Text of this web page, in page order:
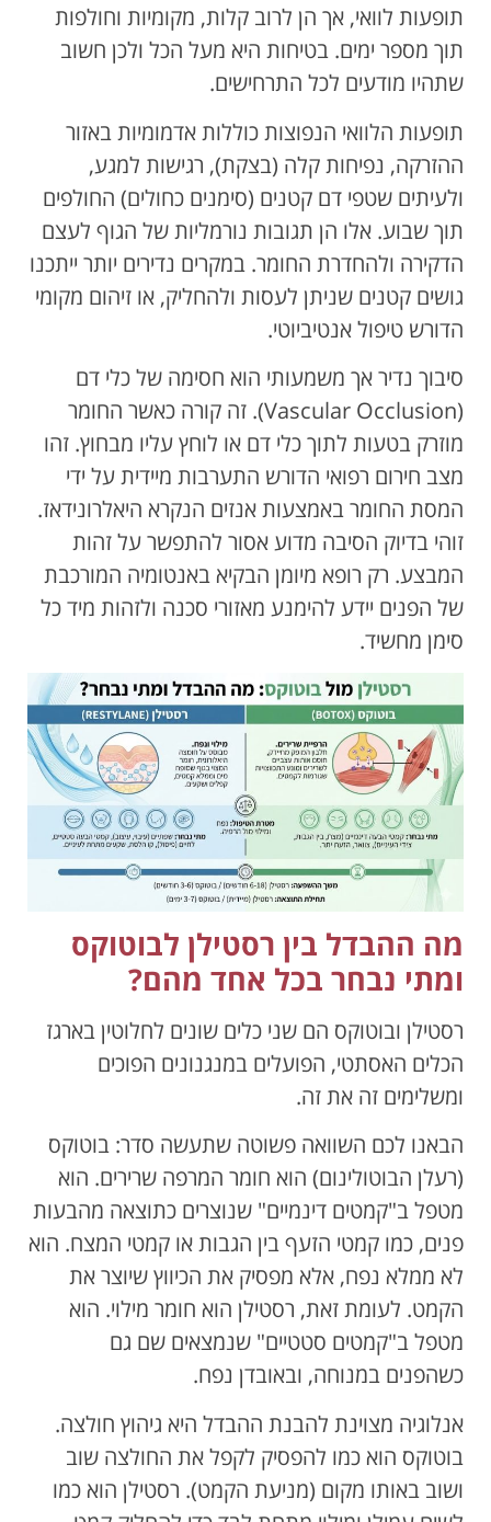
תופעות לוואי, אך הן לרוב קלות, מקומיות וחולפות
תוך מספר ימים. בטיחות היא מעל הכל ולכן חשוב
שתהיו מודעים לכל התרחישים.
תופעות הלוואי הנפוצות כוללות אדמומיות באזור
ההזרקה, נפיחות קלה (בצקת), רגישות למגע,
ולעיתים שטפי דם קטנים (סימנים כחולים) החולפים
תוך שבוע. אלו הן תגובות נורמליות של הגוף לעצם
הדקירה ולהחדרת החומר. במקרים נדירים יותר ייתכנו
גושים קטנים שניתן לעסות ולהחליק, או זיהום מקומי
הדורש טיפול אנטיביוטי.
סיבוך נדיר אך משמעותי הוא חסימה של כלי דם
(Vascular Occlusion). זה קורה כאשר החומר
מוזרק בטעות לתוך כלי דם או לוחץ עליו מבחוץ. זהו
מצב חירום רפואי הדורש התערבות מיידית על ידי
המסת החומר באמצעות אנזים הנקרא היאלרונידאז.
זוהי בדיוק הסיבה מדוע אסור להתפשר על זהות
המבצע. רק רופא מיומן הבקיא באנטומיה המורכבת
של הפנים יידע להימנע מאזורי סכנה ולזהות מיד כל
סימן מחשיד.
מה ההבדל בין רסטילן לבוטוקס
ומתי נבחר בכל אחד מהם?
רסטילן ובוטוקס הם שני כלים שונים לחלוטין בארגז
הכלים האסתטי, הפועלים במנגנונים הפוכים
ומשלימים זה את זה.
הבאנו לכם השוואה פשוטה שתעשה סדר: בוטוקס
(רעלן הבוטולינום) הוא חומר המרפה שרירים. הוא
מטפל ב"קמטים דינמיים" שנוצרים כתוצאה מהבעות
פנים, כמו קמטי הזעף בין הגבות או קמטי המצח. הוא
לא ממלא נפח, אלא מפסיק את הכיווץ שיוצר את
הקמט. לעומת זאת, רסטילן הוא חומר מילוי. הוא
מטפל ב"קמטים סטטיים" שנמצאים שם גם
כשהפנים במנוחה, ובאובדן נפח.
אנלוגיה מצוינת להבנת ההבדל היא גיהוץ חולצה.
בוטוקס הוא כמו להפסיק לקפל את החולצה שוב
ושוב באותו מקום (מניעת הקמט). רסטילן הוא כמו